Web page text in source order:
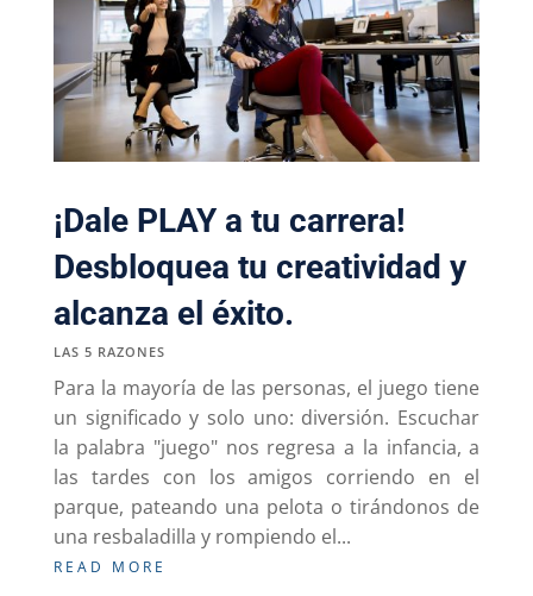
¡Dale PLAY a tu carrera!
Desbloquea tu creatividad y
alcanza el éxito.
LAS 5 RAZONES
Para la mayoría de las personas, el juego tiene
un significado y solo uno: diversión. Escuchar
la palabra "juego" nos regresa a la infancia, a
las tardes con los amigos corriendo en el
parque, pateando una pelota o tirándonos de
una resbaladilla y rompiendo el...
READ MORE